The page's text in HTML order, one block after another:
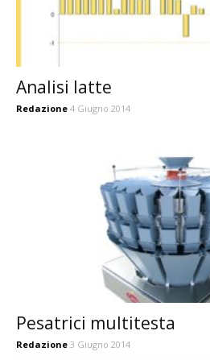
Analisi latte
Redazione 4 Giugno 2014
Pesatrici multitesta
Redazione 3 Giugno 2014